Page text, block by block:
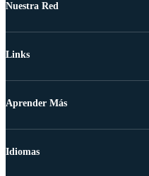
Nuestra Red
Links
Aprender Más
Idiomas